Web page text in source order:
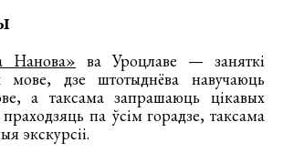
Нанова» ва Уроцлаве — заняткі
мове, дзе штотыднёва навучаюць
а таксама запрашаюць цікавых
праходзяць па ўсім горадзе, таксама
экскурсіі.